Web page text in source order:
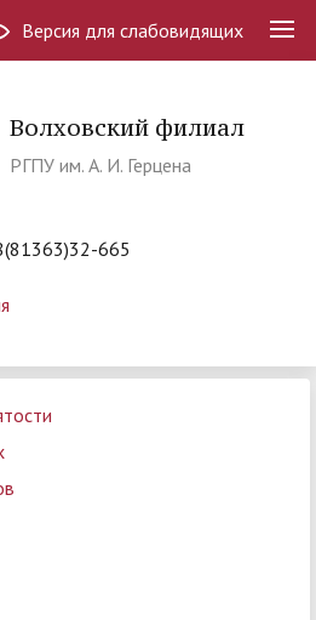
Версия для слабовидящих
Волховский филиал
РГПУ им. А. И. Герцена
665